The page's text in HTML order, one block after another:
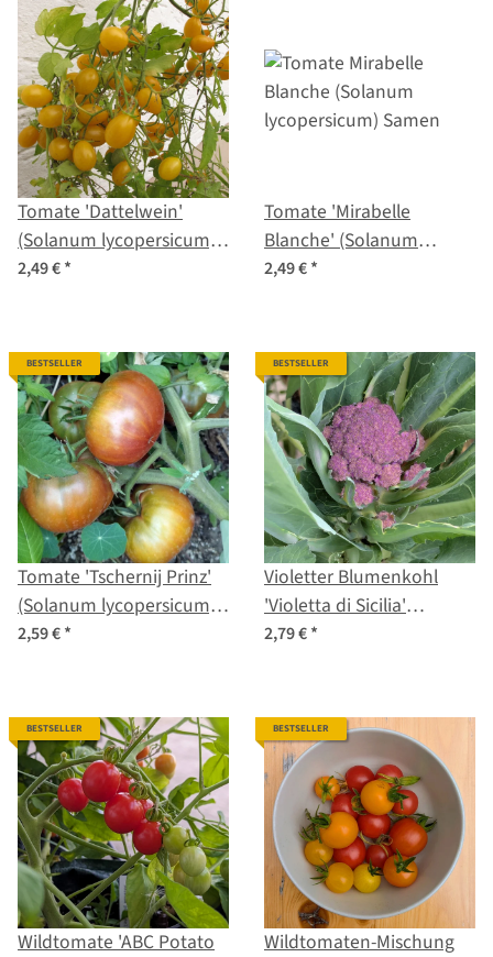
Tomate 'Dattelwein'
(Solanum lycopersicum)
Samen
2,49 €*
Tomate 'Mirabelle
Blanche' (Solanum
lycopersicum) Samen
2,49 €*
BESTSELLER
Tomate 'Tschernij Prinz'
(Solanum lycopersicum)
Samen
2,59 €*
BESTSELLER
Violetter Blumenkohl
'Violetta di Sicilia'
(Brassica oleracea var.
2,79 €*
BESTSELLER
Wildtomate 'ABC Potato
BESTSELLER
Wildtomaten-Mischung